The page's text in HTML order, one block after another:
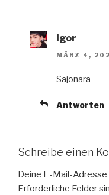
Igor
MÄRZ 4,
Sajonara
Antworten
Schreibe einen
Deine E-Mail-
Erforderliche Felder